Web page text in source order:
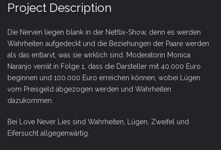
Project Description
Die Nerven liegen blank in der Netflix-Show, denn es werden
Wahrheiten aufgedeckt und die Beziehungen der Paare werden
als das entlarvt, was sie wirklich sind. Moderatorin Monica
Naranjo verrät in Folge 1, dass die Darsteller mit 40.000 Euro
beginnen und 100.000 Euro erreichen können, wobei Lügen
vom Preisgeld abgezogen werden und Wahrheiten
dazukommen.
Bei Love Never Lies sind Wahrheiten, Lügen, Zweifel und
Eifersucht allgegenwärtig.